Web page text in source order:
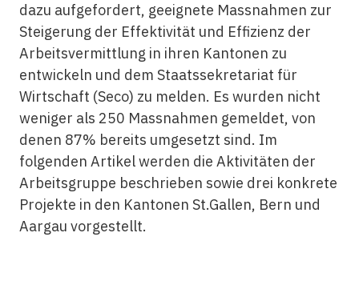
dazu aufgefordert, geeignete Massnahmen zur
Steigerung der Effektivität und Effizienz der
Arbeitsvermittlung in ihren Kantonen zu
entwickeln und dem Staatssekretariat für
Wirtschaft (Seco) zu melden. Es wurden nicht
weniger als 250 Massnahmen gemeldet, von
denen 87% bereits umgesetzt sind. Im
folgenden Artikel werden die Aktivitäten der
Arbeitsgruppe beschrieben sowie drei konkrete
Projekte in den Kantonen St.Gallen, Bern und
Aargau vorgestellt.